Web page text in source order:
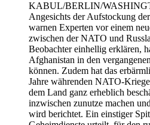
KABUL/BERLIN/
Angesichts der Aufstockung
warnen Experten vor einem
zwischen der NATO und
Beobachter einhellig erklären,
Afghanistan in den
können. Zudem hat das
Jahre währenden NATO-
dem Land ganz erheblich
inzwischen zunutze machen
wird berichtet. Ein einstiger